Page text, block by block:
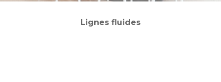
Lignes fluides